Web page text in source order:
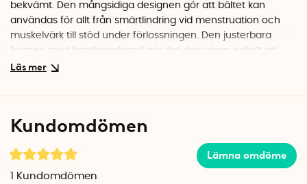
bekvämt. Den mångsidiga designen gör att bältet kan
användas för allt från smärtlindring vid menstruation och
muskelvärk till stöd under förlossningen. Den justerbara
formen med kardborreband gör det dessutom enkelt att
använda bältet under hela graviditeten. Den sydda kanalen
Värmebehandling och kylterapi
Vetebältet kan värmas i mikrovågsugn eller vanlig ugn för
att avge en långvarig värme, vilket är idealiskt för lindring av
rygg-, höft- och axelsmärta. För kylande lindring,
Kundomdömen
Lämna omdöme
Kundomdömen